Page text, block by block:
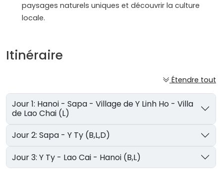
paysages naturels uniques et découvrir la culture
locale.
Itinéraire
Étendre tout
Jour 1: Hanoi - Sapa - Village de Y Linh Ho - Villa
de Lao Chai (L)
Jour 2: Sapa - Y Ty (B,L,D)
Jour 3: Y Ty - Lao Cai - Hanoi (B,L)